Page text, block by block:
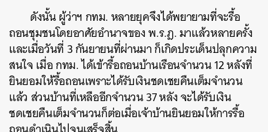
ดังนั้น ผู้ว่าฯ กทม. หลายยุคจึงได้พยายามที่จะรื้อ
ถอนชุมชนโดยอาศัยอำนาจของ พ.ร.ฎ. มาแล้วหลายครั้ง
และเมื่อวันที่ 3 กันยายนที่ผ่านมา ก็เกิดประเด็นปลุกความ
สนใจ เมื่อ กทม. ได้เข้ารื้อถอนบ้านเรือนจำนวน 12 หลังที่
ยินยอมให้รื้อถอนเพราะได้รับเงินชดเชยคืนเต็มจำนวน
แล้ว ส่วนบ้านที่เหลืออีกจำนวน 37 หลัง จะได้รับเงิน
ชดเชยคืนเต็มจำนวนก็ต่อเมื่อเจ้าบ้านยินยอมให้การรื้อ